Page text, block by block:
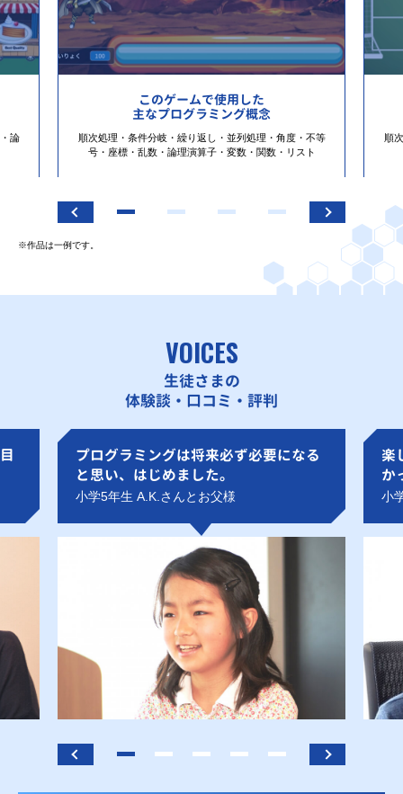
論
このゲームで使用した
主なプログラミング概念
順次処理・条件分岐・繰り返し・並列処理・角度・不等
号・座標・乱数・論理演算子・変数・関数・リスト
順
※作品は一例です。
VOICES
生徒さまの
体験談・口コミ・評判
プログラミングは将来必ず必要になる
と思い、はじめました。
小学5年生 A.K.さんとお父様
楽
か
小